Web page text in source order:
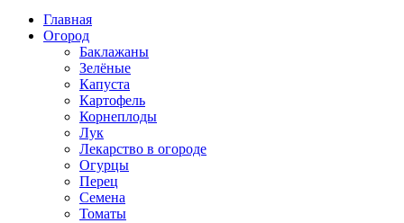
Главная
Огород
Баклажаны
Зелёные
Капуста
Картофель
Корнеплоды
Лук
Лекарство в огороде
Огурцы
Перец
Семена
Томаты